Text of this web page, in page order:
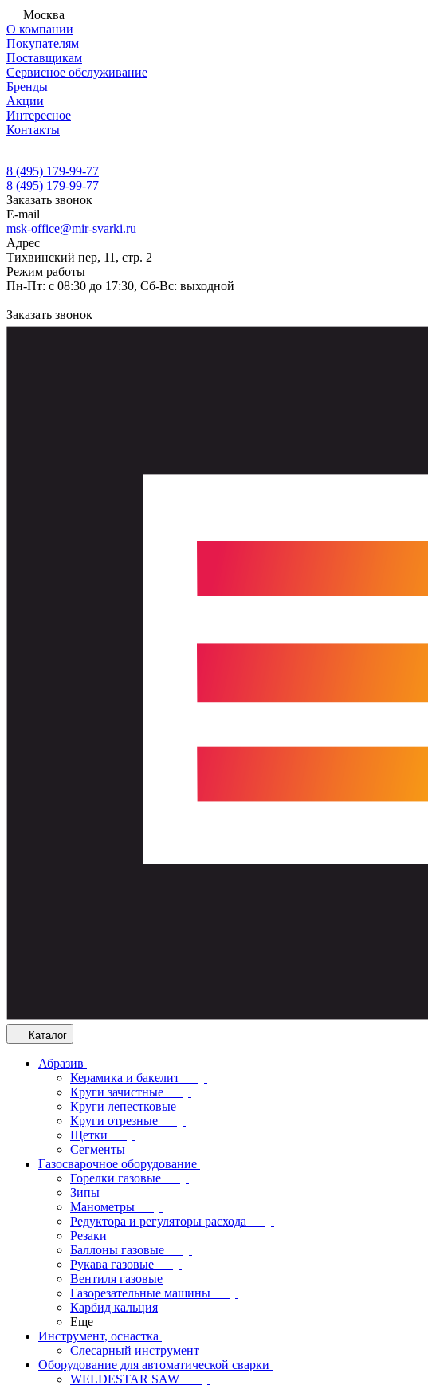
Москва
О компании
Покупателям
Поставщикам
Сервисное обслуживание
Бренды
Акции
Интересное
Контакты
8 (495) 179-99-77
8 (495) 179-99-77
Заказать звонок
E-mail
msk-office@mir-svarki.ru
Адрес
Тихвинский пер, 11, стр. 2
Режим работы
Пн-Пт: с 08:30 до 17:30, Сб-Вс: выходной
Заказать звонок
Каталог
Абразив
Керамика и бакелит
Круги зачистные
Круги лепестковые
Круги отрезные
Щетки
Сегменты
Газосварочное оборудование
Горелки газовые
Зипы
Манометры
Редуктора и регуляторы расхода
Резаки
Баллоны газовые
Рукава газовые
Вентиля газовые
Газорезательные машины
Карбид кальция
Еще
Инструмент, оснастка
Слесарный инструмент
Оборудование для автоматической сварки
WELDESTAR SAW